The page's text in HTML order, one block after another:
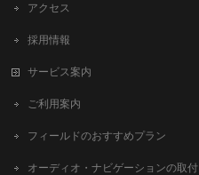
アクセス
採用情報
サービス案内
ご利用案内
フィールドのおすすめプラン
オーディオ・ナビゲーションの取付